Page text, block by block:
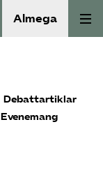
Almega
Debattartiklar
Evenemang